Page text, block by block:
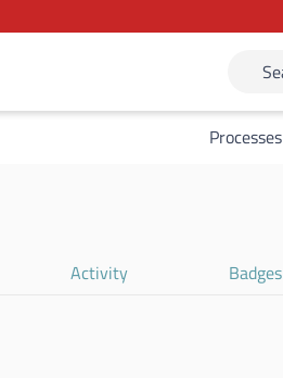
Search
Processes
Activity Badges